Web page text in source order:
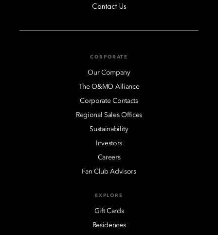
Contact Us
CORPORATE
Our Company
The O&MO Alliance
Corporate Contacts
Regional Sales Offices
Sustainability
Investors
Careers
Fan Club Advisors
EXPLORE
Gift Cards
Residences